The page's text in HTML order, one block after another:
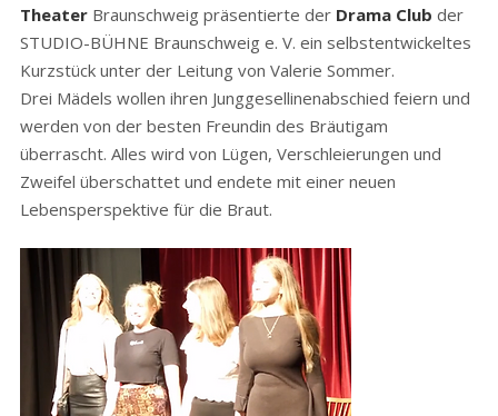
TheaterBraunschweig präsentierte der Drama Club der
STUDIO-BÜHNE Braunschweig e. V. ein selbstentwickeltes
Kurzstück unter der Leitung von Valerie Sommer.
Drei Mädels wollen ihren Junggesellinenabschied feiern und
werden von der besten Freundin des Bräutigam
überrascht. Alles wird von Lügen, Verschleierungen und
Zweifel überschattet und endete mit einer neuen
Lebensperspektive für die Braut.